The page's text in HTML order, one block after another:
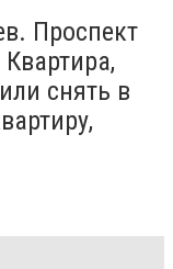
Проспект
снять в